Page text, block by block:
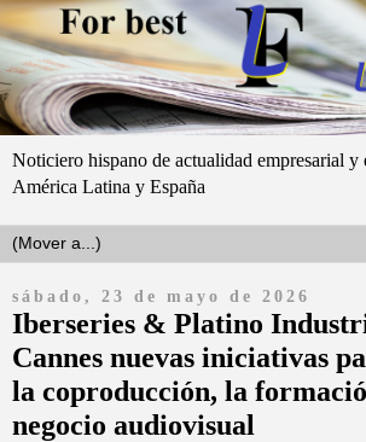
Noticiero hispano de actualidad empresarial y
América Latina y España
sábado, 23 de mayo de 2026
Iberseries & Platino
Cannes nuevas iniciativas
la coproducción, la
negocio audiovisual